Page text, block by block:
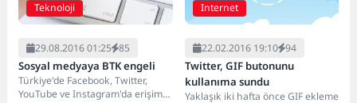
Teknoloji
29.08.2016 01:25 85
Sosyal medyaya BTK engeli
Türkiye'de Facebook, Twitter,
YouTube ve Instagram'da erişim
Internet
22.02.2016 19:10 94
Twitter, GIF butonunu
kullanıma sundu
Yaklaşık iki hafta önce GIF ekleme